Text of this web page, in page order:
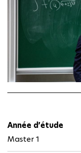
Année d’étude
Master 1